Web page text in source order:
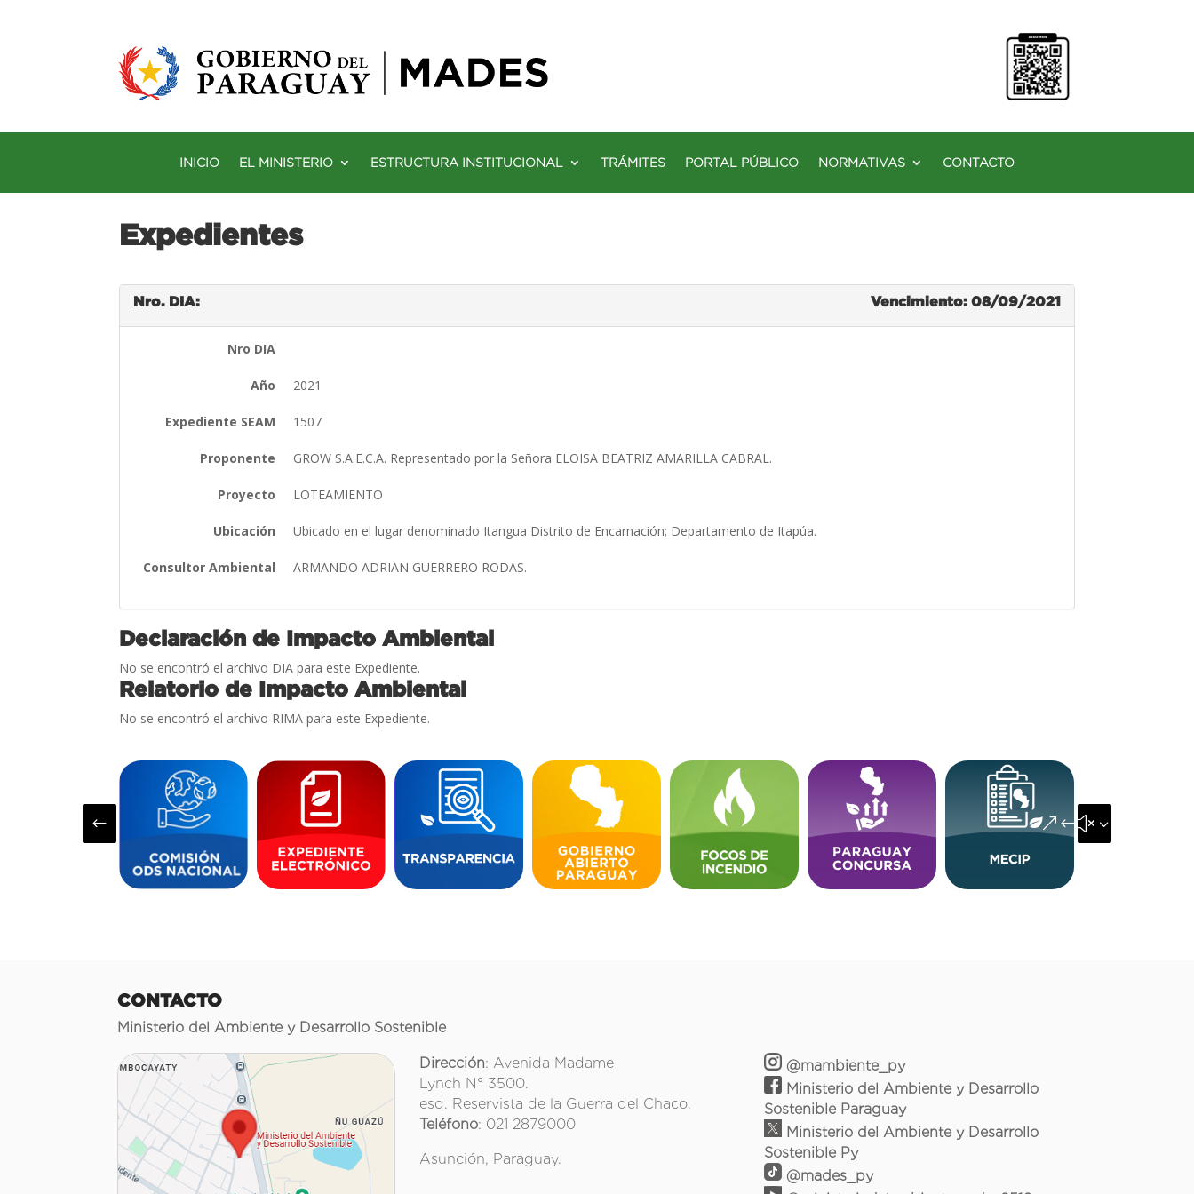
INICIO EL MINISTERIO ESTRUCTURA INSTITUCIONAL TRÁMITES PORTAL PÚBLICO NORMATIVAS CONTACTO
Expedientes
Nro. DIA: Vencimiento: 08/09/2021
Nro DIA
Año 2021
Expediente SEAM 1507
Proponente GROW S.A.E.C.A. Representado por la Señora ELOISA BEATRIZ AMARILLA CABRAL.
Proyecto LOTEAMIENTO
Ubicación Ubicado en el lugar denominado Itangua Distrito de Encarnación; Departamento de Itapúa.
Consultor Ambiental ARMANDO ADRIAN GUERRERO RODAS.
Declaración de Impacto Ambiental
No se encontró el archivo DIA para este Expediente.
Relatorio de Impacto Ambiental
No se encontró el archivo RIMA para este Expediente.
# &#x35;
CONTACTO
Ministerio del Ambiente y Desarrollo Sostenible
Dirección: Avenida Madame
Lynch N° 3500.
esq. Reservista de la Guerra del Chaco.
Teléfono: 021 2879000
Asunción, Paraguay.
@mambiente_py
Ministerio del Ambiente y Desarrollo
Sostenible Paraguay
Ministerio del Ambiente y Desarrollo
Sostenible Py
@mades_py